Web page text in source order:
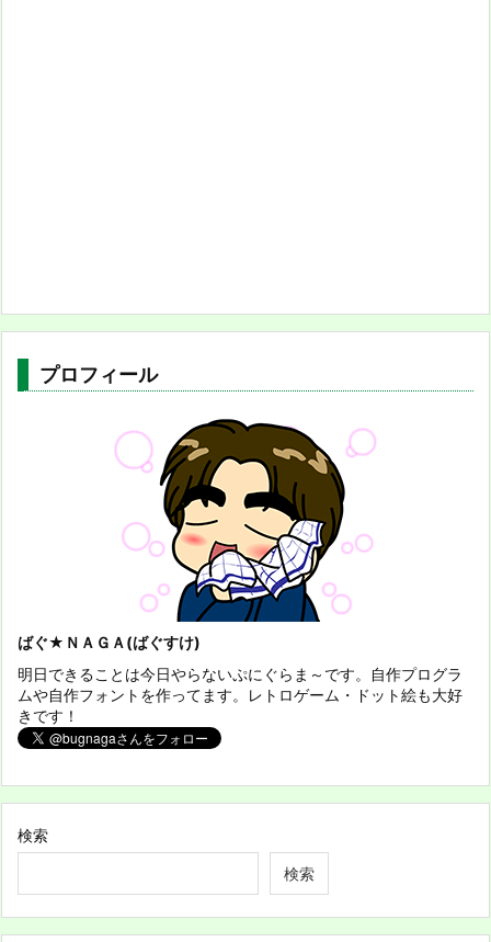
プロフィール
ばぐ★ＮＡＧＡ(ばぐすけ)
明日できることは今日やらないぷにぐらま～です。自作プログラ
ムや自作フォントを作ってます。レトロゲーム・ドット絵も大好
きです！
検索
検索